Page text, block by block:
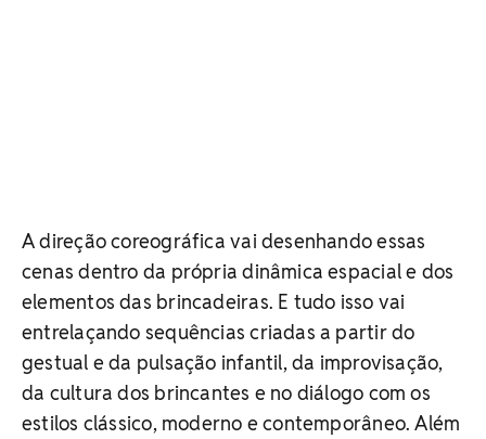
A direção coreográfica vai desenhando essas
cenas dentro da própria dinâmica espacial e dos
elementos das brincadeiras. E tudo isso vai
entrelaçando sequências criadas a partir do
gestual e da pulsação infantil, da improvisação,
da cultura dos brincantes e no diálogo com os
estilos clássico, moderno e contemporâneo. Além